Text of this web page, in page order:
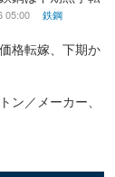
05:00 鉄鋼
格転嫁、下期か
ン／メーカー、